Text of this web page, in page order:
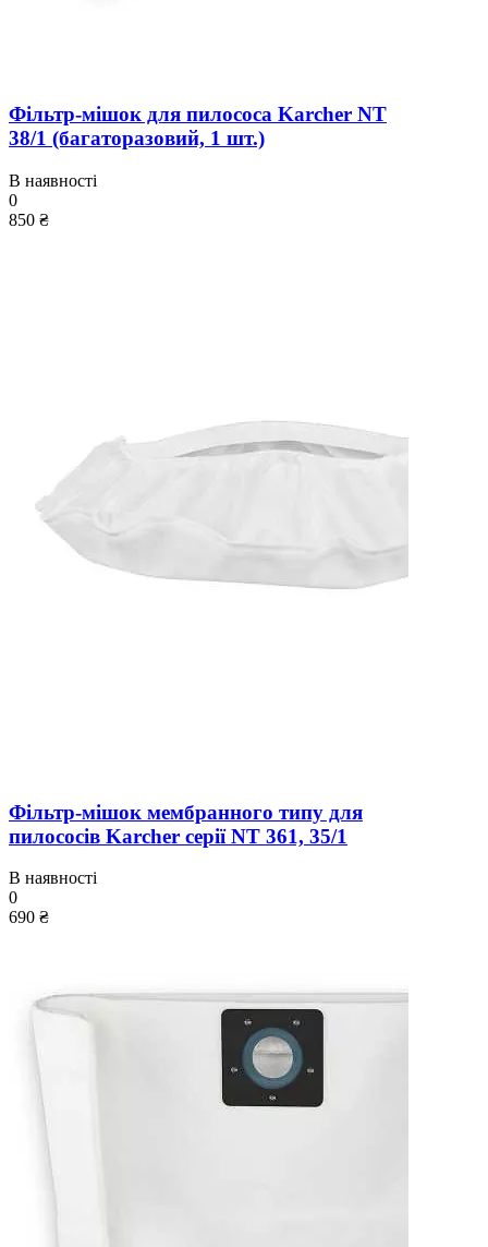
Фільтр-мішок для пилососа Karcher NT
38/1 (багаторазовий, 1 шт.)
В наявності
0
850 ₴
Фільтр-мішок мембранного типу для
пилососів Karcher серії NT 361, 35/1
В наявності
0
690 ₴